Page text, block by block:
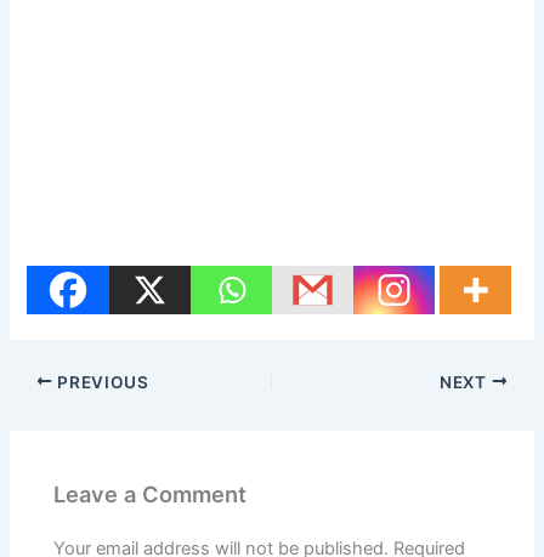
PREVIOUS NEXT
Leave a Comment
Your email address will not be published. Required